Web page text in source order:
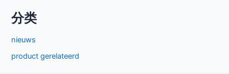
分类
nieuws
product gerelateerd